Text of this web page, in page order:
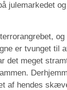
julemarkedet
er tvunget til
det meget
af hendes